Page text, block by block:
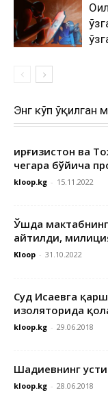
Энг кўп ўқилган
Қирғизистон ва
чегара бўйича
kloop.kg - 15.11.2022
Ўшда
айтилди,
Kloop - 31.10.2022
Суд Исаевга
изоляторида
kloop.kg - 29.06.2018
Шадиевнинг
kloop.kg - 28.06.2018